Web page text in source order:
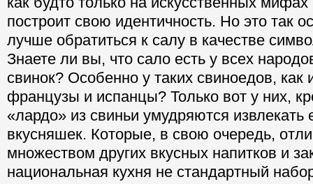
построит свою идентичность. Но это так
лучше обратиться к салу в качестве
Знаете ли вы, что сало есть у всех
свинок? Особенно у таких свиноедов, как
французы и испанцы? Только вот у них,
«лардо» из свиньи умудряются извлекать
вкусняшек. Которые, в свою очередь,
множеством других вкусных напитков и
национальная кухня не стандартный